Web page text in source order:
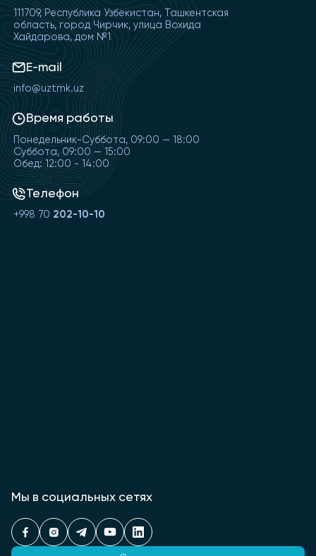
111709, Республика Узбекистан, Ташкентская
область, город Чирчик, улица Вохида
Хайдарова, дом №1
E-mail
info@uztmk.uz
Время работы
Понедельник-Суббота, 09:00 — 18:00
Суббота, 09:00 — 15:00
Обед: 12:00 - 14:00
Телефон
+998 70 202-10-10
Мы в социальных сетях